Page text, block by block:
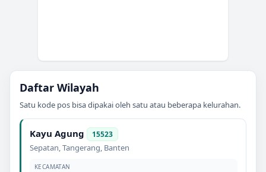
Daftar Wilayah
Satu kode pos bisa dipakai oleh satu atau beberapa kelurahan.
Kayu Agung 15523
Sepatan,Tangerang, Banten
KECAMATAN